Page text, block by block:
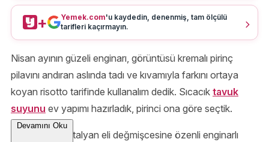
+ Yemek.com'u kaydedin, denenmiş, tam ölçülü
tarifleri kaçırmayın.
Nisan ayının güzeli enginarı, görüntüsü kremalı pirinç
pilavını andıran aslında tadı ve kıvamıyla farkını ortaya
koyan risotto tarifinde kullanalım dedik. Sıcacık tavuk
suyunu ev yapımı hazırladık, pirinci ona göre seçtik.
Ve karşınızda İtalyan eli değmişcesine özenli enginarlı
Devamını Oku